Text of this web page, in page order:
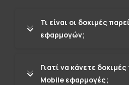
Τι είναι οι δοκιμές
εφαρμογών;
Γιατί να κάνετε
Mobile εφαρμογές;